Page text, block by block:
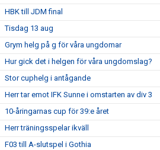
HBK till JDM final
Tisdag 13 aug
Grym helg på g för våra ungdomar
Hur gick det i helgen för våra ungdomslag?
Stor cuphelg i antågande
Herr tar emot IFK Sunne i omstarten av div 3
10-åringarnas cup för 39:e året
Herr träningsspelar ikväll
F03 till A-slutspel i Gothia